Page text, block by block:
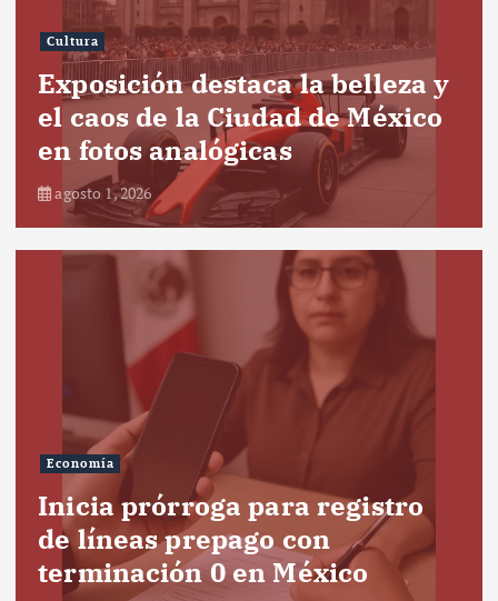
Cultura
Exposición destaca la belleza y
el caos de la Ciudad de México
en fotos analógicas
agosto 1, 2026
Economía
Inicia prórroga para registro
de líneas prepago con
terminación 0 en México